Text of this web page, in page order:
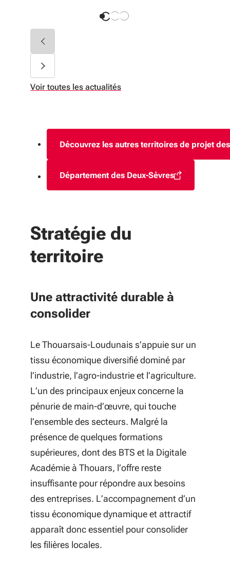
Voir toutes les actualités
Découvrez les autres territoires de projet
Département des Deux-Sèvres
(S'ouvre dans une nouvelle
Stratégie du
territoire
Une attractivité durable à
consolider
Le Thouarsais-Loudunais s’appuie sur un
tissu économique diversifié dominé par
l’industrie, l’agro-industrie et l’agriculture.
L’un des principaux enjeux concerne la
pénurie de main-d’œuvre, qui touche
l’ensemble des secteurs. Malgré la
présence de quelques formations
supérieures, dont des BTS et la Digitale
Académie à Thouars, l’offre reste
insuffisante pour répondre aux besoins
des entreprises. L’accompagnement d’un
tissu économique dynamique et attractif
apparaît donc essentiel pour consolider
les filières locales.